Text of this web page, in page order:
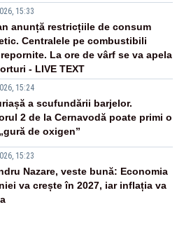
15:33
anunță restricțiile de consum
Centralele pe combustibili
La ore de vârf se va apela
- LIVE TEXT
15:24
a scufundării barjelor.
2 de la Cernavodă poate primi o
de oxigen”
15:23
Nazare, veste bună: Economia
va crește în 2027, iar inflația va